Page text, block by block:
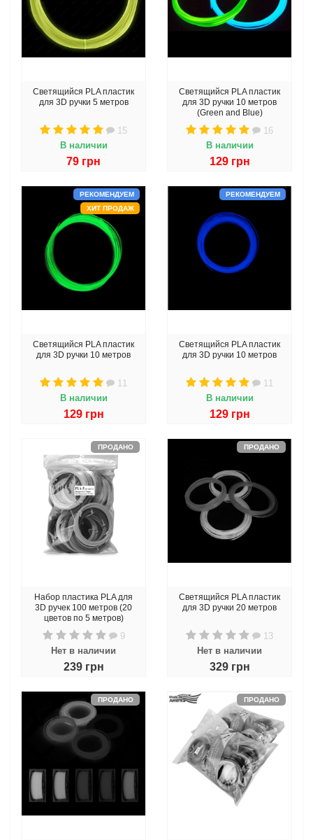
Светящийся PLA пластик
для 3D ручки 5 метров
15
В наличии
79 грн
Светящийся PLA пластик
для 3D ручки 10 метров
(Green and Blue)
16
В наличии
129 грн
РЕКОМЕНДУЕМ
ХИТ ПРОДАЖ
Светящийся PLA пластик
для 3D ручки 10 метров
11
В наличии
129 грн
РЕКОМЕНДУЕМ
Светящийся PLA пластик
для 3D ручки 10 метров
11
В наличии
129 грн
ПРОДАНО
Набор пластика PLA для
3D ручек 100 метров (20
цветов по 5 метров)
9
Нет в наличии
239 грн
ПРОДАНО
Светящийся PLA пластик
для 3D ручки 20 метров
13
Нет в наличии
329 грн
ПРОДАНО ПРОДАНО